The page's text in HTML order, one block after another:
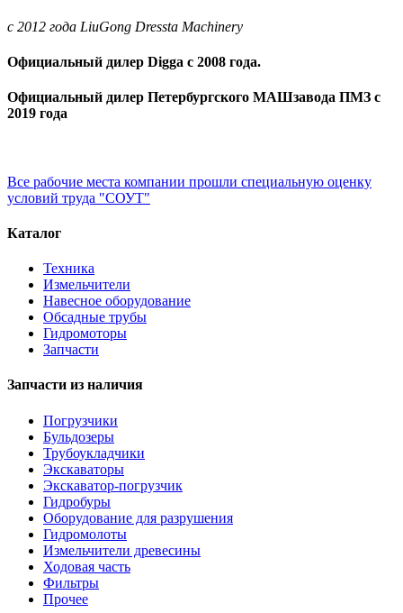
c 2012 года LiuGong Dressta Machinery
Официальный дилер Digga с 2008 года.
Официальный дилер Петербургского МАШзавода ПМЗ с
2019 года
Все рабочие места компании прошли специальную оценку
условий труда "СОУТ"
Каталог
Техника
Измельчители
Навесное оборудование
Обсадные трубы
Гидромоторы
Запчасти
Запчасти из наличия
Погрузчики
Бульдозеры
Трубоукладчики
Экскаваторы
Экскаватор-погрузчик
Гидробуры
Оборудование для разрушения
Гидромолоты
Измельчители древесины
Ходовая часть
Фильтры
Прочее